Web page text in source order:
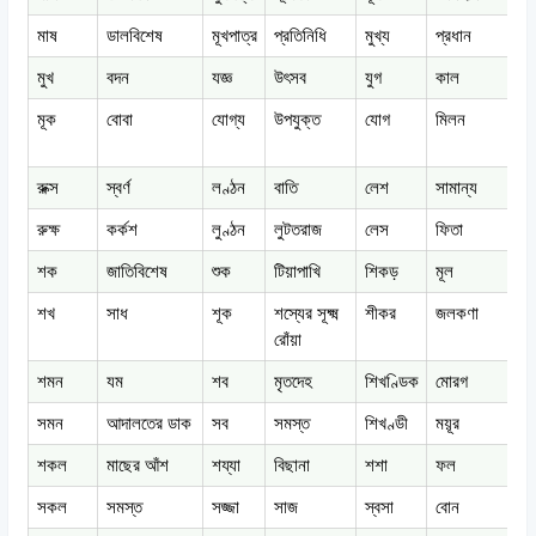
মাষ
ডালবিশেষ মূখপাত্র প্রতিনিধি মুখ্য প্রধান
মুখ
বদন যজ্ঞ উৎসব যুগ কাল
মূক
বোবা যোগ্য উপযুক্ত যোগ মিলন
রুক্স স্বর্ণ লণ্ঠন বাতি লেশ সামান্য
রুক্ষ
কর্কশ লুণ্ঠন লুটতরাজ লেস ফিতা
শক
জাতিবিশেষ শুক টিয়াপাখি শিকড় মূল
শখ
সাধ শূক
শস্যের সূক্ষ্ম
রোঁয়া
শীকর জলকণা
শমন যম শব মৃতদেহ শিখণ্ডিক মোরগ
সমন
আদালতের ডাক সব সমস্ত শিখণ্ডী ময়ূর
শকল
মাছের আঁশ শয্যা বিছানা শশা ফল
সকল
সমস্ত সজ্জা সাজ স্বসা বোন